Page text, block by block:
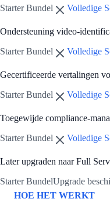
Starter Bundel
Volledige
Ondersteuning video-
Starter Bundel
Volledige
Gecertificeerde vertalingen
Starter Bundel
Volledige
Toegewijde compliance-
Starter Bundel
Volledige
Later upgraden naar Full
Starter BundelUpgrade
HOE HET WERKT